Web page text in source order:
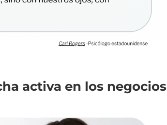
activa en los negocios